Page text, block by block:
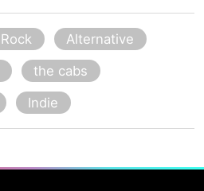
Rock
Alternative
the cabs
Indie